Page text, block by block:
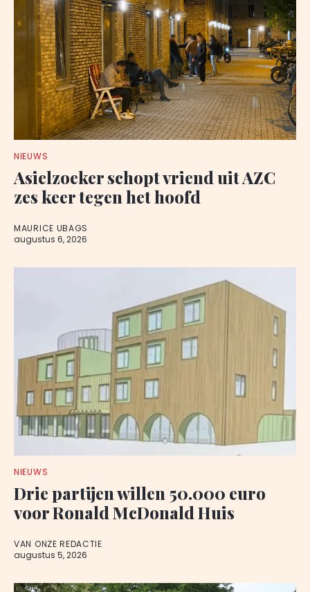
NIEUWS
Asielzoeker schopt vriend uit AZC
zes keer tegen het hoofd
MAURICE UBAGS
augustus 6, 2026
NIEUWS
Drie partijen willen 50.000 euro
voor Ronald McDonald Huis
VAN ONZE REDACTIE
augustus 5, 2026